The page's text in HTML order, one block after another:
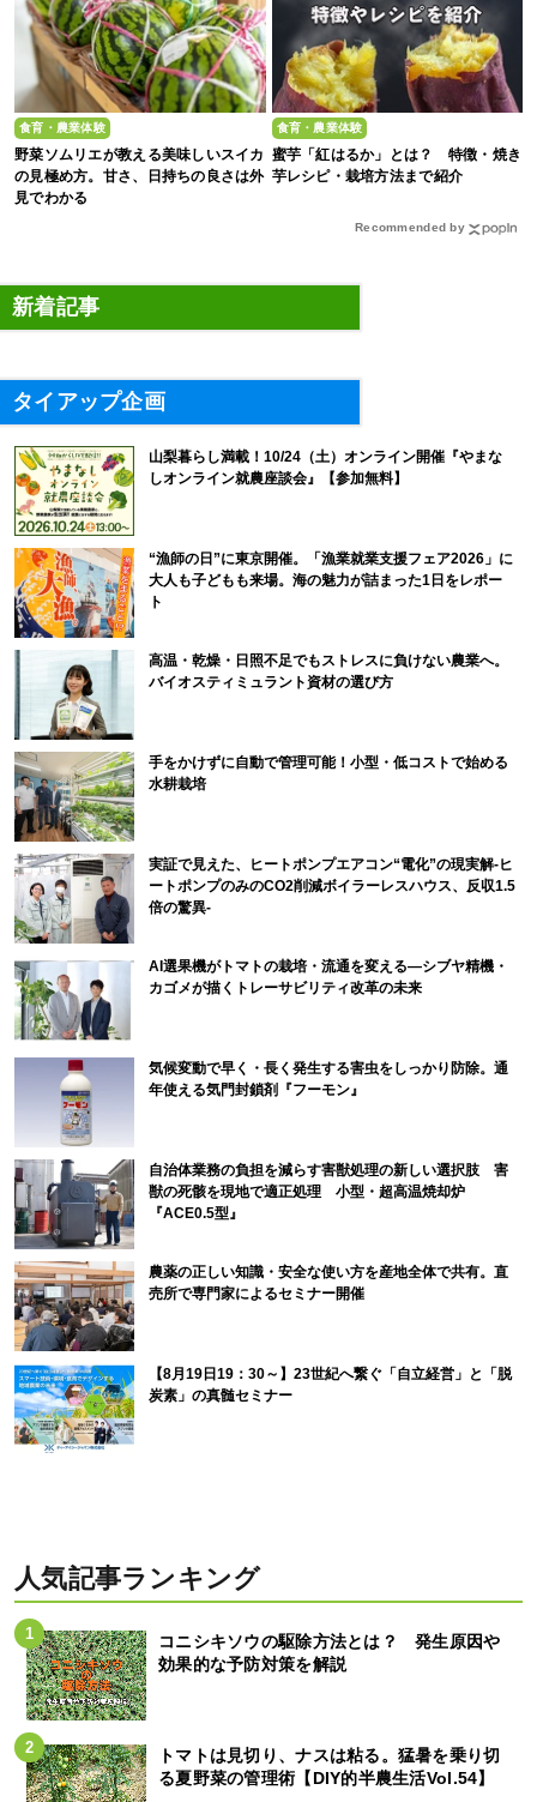
食育・農業体験
野菜ソムリエが教える美味しいスイカ
の見極め方。甘さ、日持ちの良さは外
見でわかる
食育・農業体験
蜜芋「紅はるか」とは？ 特徴・焼き
芋レシピ・栽培方法まで紹介
Recommended by
新着記事
タイアップ企画
山梨暮らし満載！10/24（土）オンライン開催『やまな
しオンライン就農座談会』【参加無料】
“漁師の日”に東京開催。「漁業就業支援フェア2026」に
大人も子どもも来場。海の魅力が詰まった1日をレポー
ト
高温・乾燥・日照不足でもストレスに負けない農業へ。
バイオスティミュラント資材の選び方
手をかけずに自動で管理可能！小型・低コストで始める
水耕栽培
実証で見えた、ヒートポンプエアコン“電化”の現実解-ヒ
ートポンプのみのCO2削減ボイラーレスハウス、反収1.5
倍の驚異-
AI選果機がトマトの栽培・流通を変える―シブヤ精機・
カゴメが描くトレーサビリティ改革の未来
気候変動で早く・長く発生する害虫をしっかり防除。通
年使える気門封鎖剤『フーモン』
自治体業務の負担を減らす害獣処理の新しい選択肢 害
獣の死骸を現地で適正処理 小型・超高温焼却炉
『ACE0.5型』
農薬の正しい知識・安全な使い方を産地全体で共有。直
売所で専門家によるセミナー開催
【8月19日19：30～】23世紀へ繋ぐ「自立経営」と「脱
炭素」の真髄セミナー
人気記事ランキング
コニシキソウの駆除方法とは？ 発生原因や
効果的な予防対策を解説
トマトは見切り、ナスは粘る。猛暑を乗り切
る夏野菜の管理術【DIY的半農生活Vol.54】